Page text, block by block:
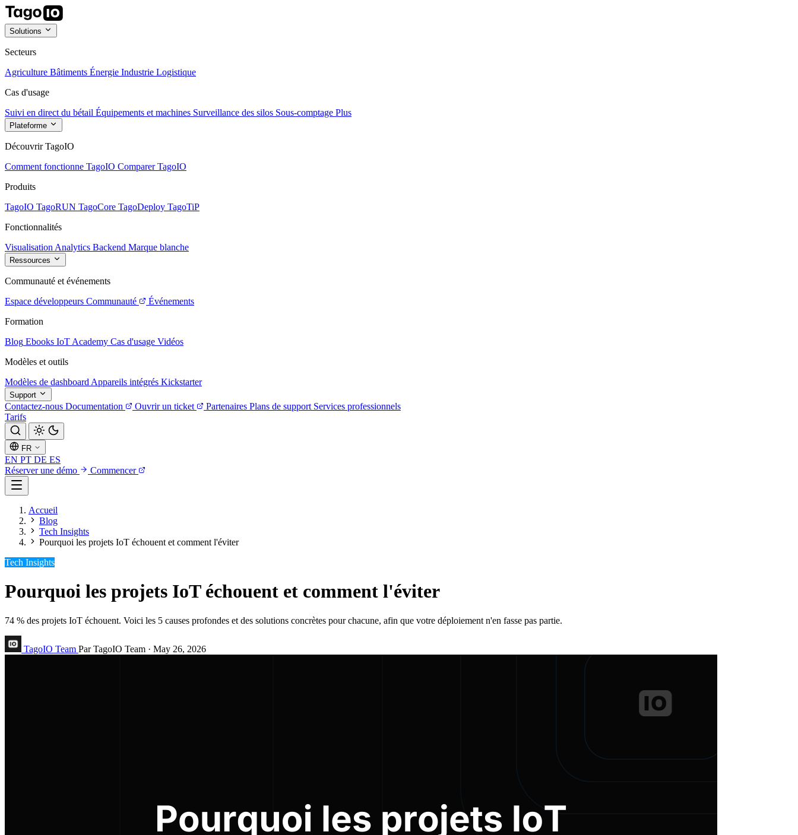
Solutions
Secteurs
Agriculture Bâtiments Énergie Industrie Logistique
Cas d'usage
Suivi en direct du bétail Équipements et machines Surveillance des silos Sous-comptage Plus
Plateforme
Découvrir TagoIO
Comment fonctionne TagoIO Comparer TagoIO
Produits
TagoIO TagoRUN TagoCore TagoDeploy TagoTiP
Fonctionnalités
Visualisation Analytics Backend Marque blanche
Ressources
Communauté et événements
Espace développeurs Communauté
Événements
Formation
Blog Ebooks IoT Academy Cas d'usage Vidéos
Modèles et outils
Modèles de dashboard Appareils intégrés Kickstarter
Support
Contactez-nous Documentation Ouvrir un ticket Partenaires Plans de support Services professionnels
Tarifs
FR
EN PT DE ES
Réserver une démo
Commencer
Accueil
Blog
Tech Insights
Pourquoi les projets IoT échouent et comment l'éviter
Tech Insights
Pourquoi les projets IoT échouent et comment l'éviter
74 % des projets IoT échouent. Voici les 5 causes profondes et des solutions concrètes pour chacune, afin que votre déploiement n'en fasse pas partie.
TagoIO Team Par TagoIO Team · May 26, 2026